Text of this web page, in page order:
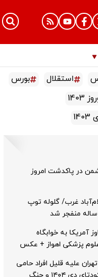
استقلال
بورس
در پاکدشت امروز
غرب/ گلوله توپ
آمریکا به خوابگاه
پزشکی اهواز + عکس
علیه قلیل افراد حامی
محکومان بی‌رحم و کودتای دی‌ ۱۴۰۴ و جنگ